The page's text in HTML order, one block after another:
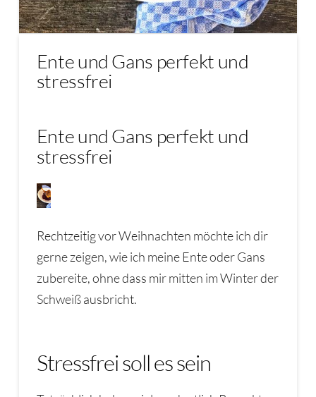
Ente und Gans perfekt und
stressfrei
Ente und Gans perfekt und
stressfrei
Rechtzeitig vor Weihnachten möchte ich dir
gerne zeigen, wie ich meine Ente oder Gans
zubereite, ohne dass mir mitten im Winter der
Schweiß ausbricht.
Stressfrei soll es sein